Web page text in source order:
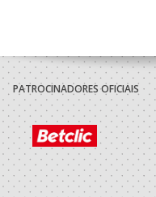
PATROCINADORES OFICIAIS